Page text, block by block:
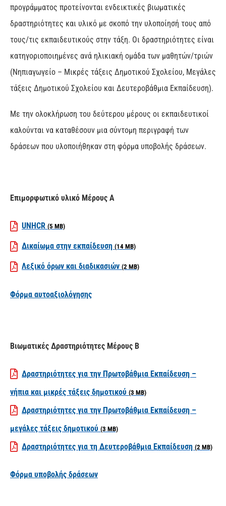
προγράμματος προτείνονται ενδεικτικές βιωματικές
δραστηριότητες και υλικό με σκοπό την υλοποίησή τους από
τους/τις εκπαιδευτικούς στην τάξη. Οι δραστηριότητες είναι
κατηγοριοποιημένες ανά ηλικιακή ομάδα των μαθητών/τριών
(Νηπιαγωγείο – Μικρές τάξεις Δημοτικού Σχολείου, Μεγάλες
τάξεις Δημοτικού Σχολείου και Δευτεροβάθμια Εκπαίδευση).
Με την ολοκλήρωση του δεύτερου μέρους οι εκπαιδευτικοί
καλούνται να καταθέσουν μια σύντομη περιγραφή των
δράσεων που υλοποιήθηκαν στη φόρμα υποβολής δράσεων.
Επιμορφωτικό υλικό Μέρους Α
UNHCR (5 MB)
Δικαίωμα στην εκπαίδευση (14 MB)
Λεξικό όρων και διαδικασιών (2 MB)
Φόρμα αυτοαξιολόγησης
Βιωματικές Δραστηριότητες Μέρους Β
Δραστηριότητες για την Πρωτοβάθμια Εκπαίδευση –
νήπια και μικρές τάξεις δημοτικού (3 MB)
Δραστηριότητες για την Πρωτοβάθμια Εκπαίδευση –
μεγάλες τάξεις δημοτικού (3 MB)
Δραστηριότητες για τη Δευτεροβάθμια Εκπαίδευση (2 MB)
Φόρμα υποβολής δράσεων